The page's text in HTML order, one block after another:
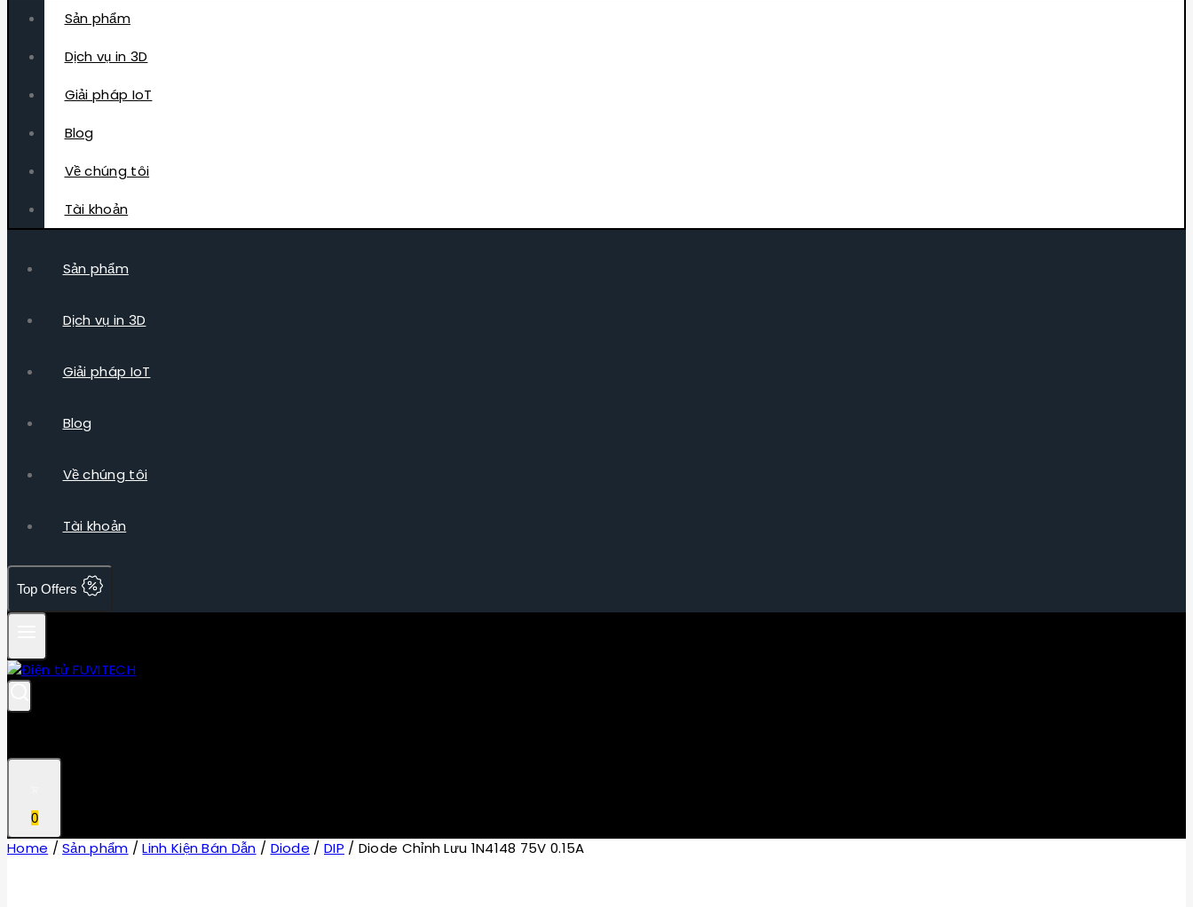
Sản phẩm
Dịch vụ in 3D
Giải pháp IoT
Blog
Về chúng tôi
Tài khoản
Sản phẩm
Dịch vụ in 3D
Giải pháp IoT
Blog
Về chúng tôi
Tài khoản
Top Offers
0
Home / Sản phẩm / Linh Kiện Bán Dẫn / Diode / DIP / Diode Chỉnh Lưu 1N4148 75V 0.15A